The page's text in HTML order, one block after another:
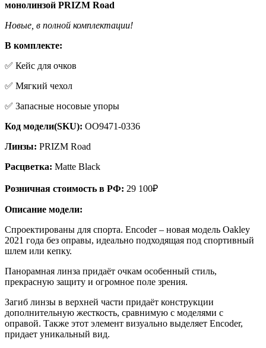
монолинзой PRIZM Road
Новые, в полной комплектации!
В комплекте:
✅ Кейс для очков
✅ Мягкий чехол
✅ Запасные носовые упоры
Код модели(SKU): OO9471-0336
Линзы: PRIZM Road
Расцветка: Matte Black
Розничная стоимость в РФ: 29 100₽
Описание модели:
Спроектированы для спорта. Encoder – новая модель Oakley
2021 года без оправы, идеально подходящая под спортивный
шлем или кепку.
Панорамная линза придаёт очкам особенный стиль,
прекрасную защиту и огромное поле зрения.
Загиб линзы в верхней части придаёт конструкции
дополнительную жесткость, сравнимую с моделями с
оправой. Также этот элемент визуально выделяет Encoder,
придает уникальный вид.